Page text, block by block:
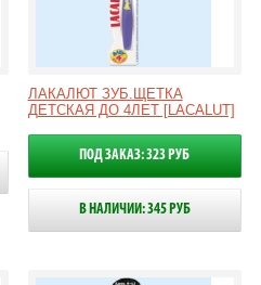
ЛАКАЛЮТ ЗУБ.ЩЕТКА
ДЕТСКАЯ ДО 4ЛЕТ [LACALUT]
ПОД ЗАКАЗ: 323 РУБ
В НАЛИЧИИ: 345 РУБ